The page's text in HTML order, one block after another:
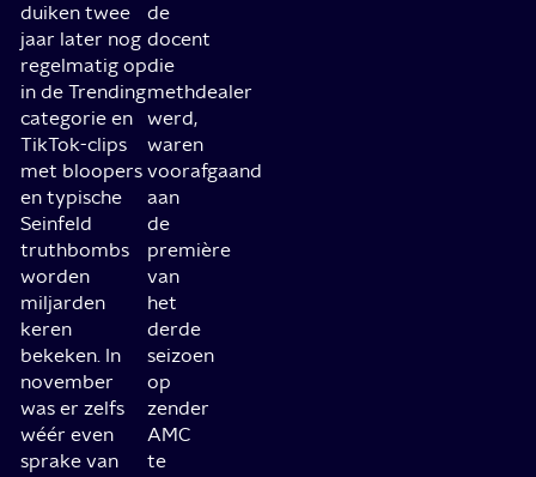
duiken twee
jaar later nog
regelmatig op
in de Trending
categorie en
TikTok-clips
met bloopers
en typische
Seinfeld
truthbombs
worden
miljarden
keren
bekeken. In
november
was er zelfs
wéér even
sprake van
de
docent
die
methdealer
werd,
waren
voorafgaand
aan
de
première
van
het
derde
seizoen
op
zender
AMC
te